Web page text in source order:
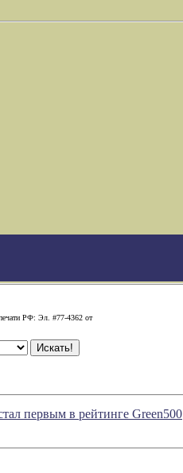
РФ: Эл. #77-4362 от
первым в рейтинге Green500